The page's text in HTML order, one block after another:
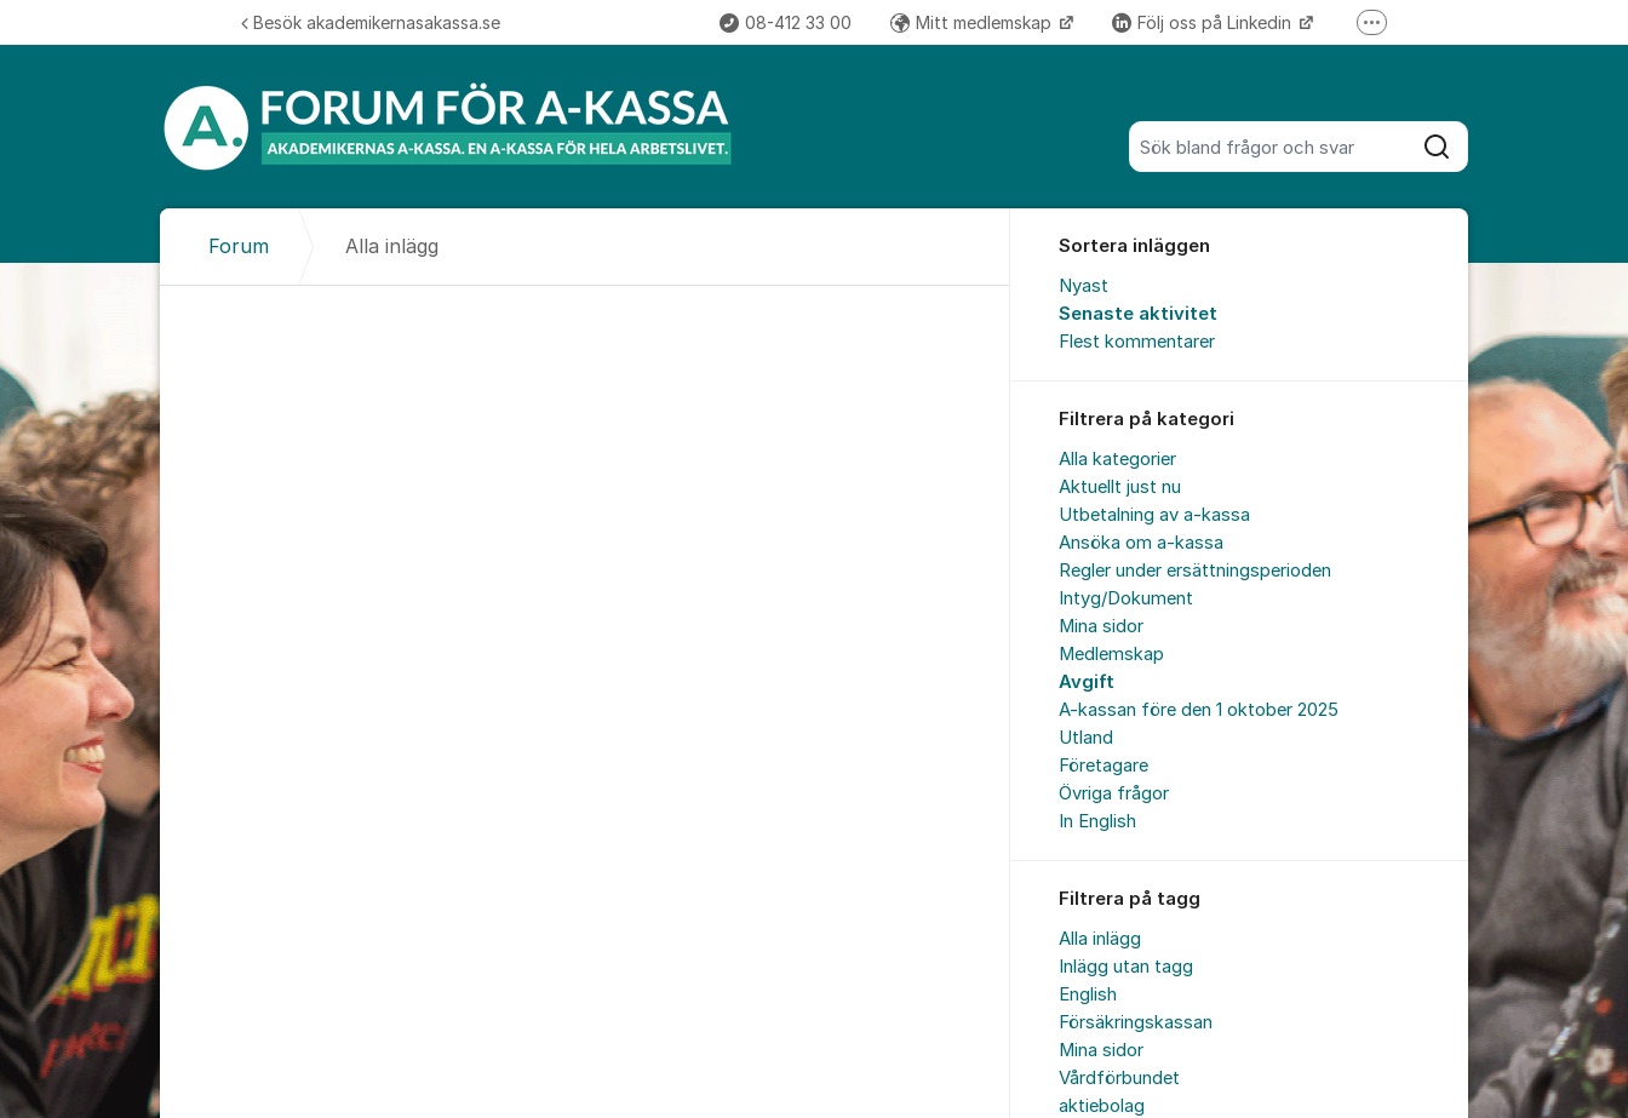
Sök bland alla inlägg
Sök
Besök akademikernasakassa.se 08-412 33 00 Mitt medlemskap Följ oss på Linkedin Fler supportlänkar
Forum Alla inlägg
Sortera inläggen
Nyast
Senaste aktivitet
Flest kommentarer
Filtrera på kategori
Alla kategorier
Aktuellt just nu
Utbetalning av a-kassa
Ansöka om a-kassa
Regler under ersättningsperioden
Intyg/Dokument
Mina sidor
Medlemskap
Avgift
A-kassan före den 1 oktober 2025
Utland
Företagare
Övriga frågor
In English
Filtrera på tagg
Alla inlägg
Inlägg utan tagg
English
Försäkringskassan
Mina sidor
Vårdförbundet
aktiebolag